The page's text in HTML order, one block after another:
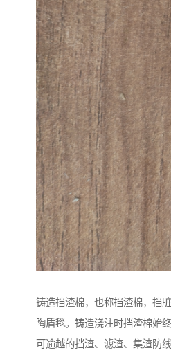
铸造挡渣棉，也称挡渣棉，挡
陶盾毯。铸造浇注时挡渣棉始
可逾越的挡渣、滤渣、集渣防